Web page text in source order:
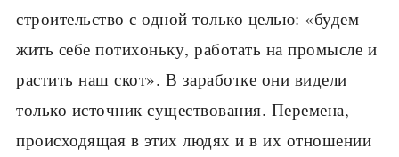
строительство с одной только целью: «будем
жить себе потихоньку, работать на промысле и
растить наш скот». В заработке они видели
только источник существования. Перемена,
происходящая в этих людях и в их отношении